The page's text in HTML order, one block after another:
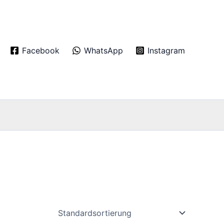
Facebook
WhatsApp Instagram